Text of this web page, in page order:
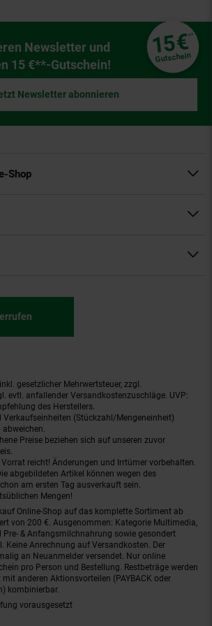
Newsletter und
15 €**-Gutschein!
15€**
Gutschein
Newsletter abonnieren
Shop
gesetzlicher Mehrwertsteuer, zzgl.
evtl. anfallender Versandkostenzuschläge. UVP:
des Herstellers.
Verkaufseinheiten (Stückzahl/Mengeneinheit)
abweichen.
Preise beziehen sich auf unseren zuvor
reicht! Änderungen und Irrtümer vorbehalten.
abgebildeten Artikel können wegen des
am ersten Tag ausverkauft sein.
Mengen!
Online-Shop auf das komplette Sortiment ab
von 200 €. Ausgenommen: Kategorie Multimedia,
Pre- & Anfangsmilchnahrung sowie gesondert
Keine Anrechnung auf Versandkosten. Der
an Neuanmelder versendet. Nur online
pro Person und Bestellung. Restbeträge werden
anderen Aktionsvorteilen (PAYBACK oder
kombinierbar.
vorausgesetzt